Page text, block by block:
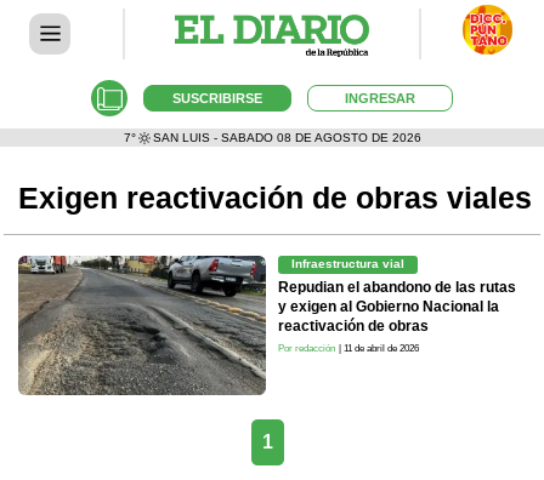
SUSCRIBIRSE INGRESAR
7° SAN LUIS - SABADO 08 DE AGOSTO DE 2026
Exigen reactivación de obras viales
Infraestructura vial
Repudian el abandono de las rutas
y exigen al Gobierno Nacional la
reactivación de obras
Por redacción | 11 de abril de 2026
1